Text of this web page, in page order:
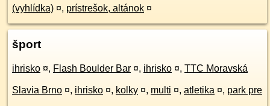
(vyhlídka) ¤, prístrešok, altánok ¤
šport
ihrisko ¤, Flash Boulder Bar ¤, ihrisko ¤, TTC Moravská
Slavia Brno ¤, ihrisko ¤, kolky ¤, multi ¤, atletika ¤, park pre